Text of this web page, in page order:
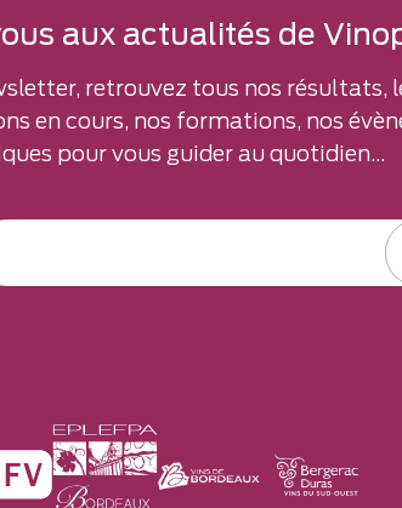
aux actualités de
retrouvez tous nos résultats,
en cours, nos formations, nos
pour vous guider au quotidien...